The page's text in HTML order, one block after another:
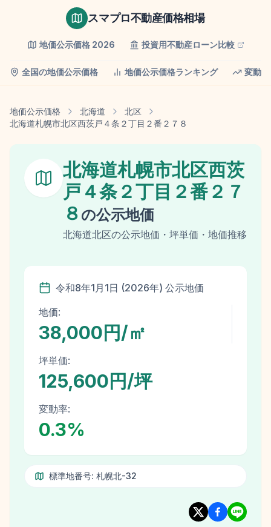
スマプロ不動産価格相場
地価公示価格 2026 投資用不動産ローン比較
全国の地価公示価格 地価公示価格ランキング 変動
地価公示価格 北海道
北区
北海道札幌市北区西茨戸４条２丁目２番２７８
北海道札幌市北区西茨
戸４条２丁目２番２７
８ の公示地価
北海道北区の公示地価 ・坪単価・地価推移
令和8年1月1日 (2026年) 公示地価
地価:
38,000円/㎡
坪単価:
125,600円/坪
変動率:
0.3%
標準地番号: 札幌北-32